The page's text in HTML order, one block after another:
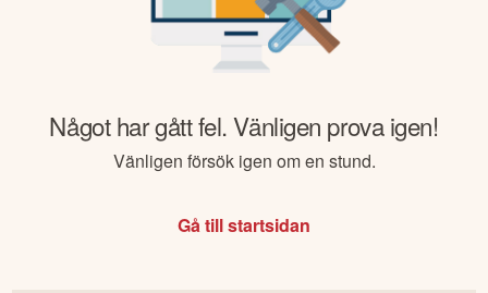
Något har gått fel. Vänligen prova igen!
Vänligen försök igen om en stund.
Gå till startsidan